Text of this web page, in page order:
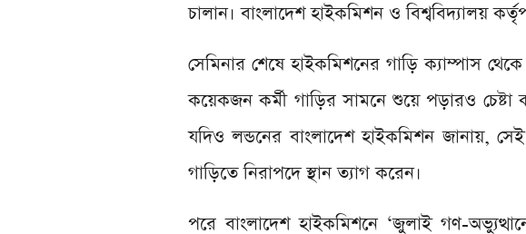
চালান। বাংলাদেশ হাইকমিশন ও বিশ্ববিদ্যালয়
সেমিনার শেষে হাইকমিশনের গাড়ি ক্যাম্পাস
কয়েকজন কর্মী গাড়ির সামনে শুয়ে পড়ারও চেষ্টা
যদিও লন্ডনের বাংলাদেশ হাইকমিশন জানায়,
গাড়িতে নিরাপদে স্থান ত্যাগ করেন।
পরে বাংলাদেশ হাইকমিশনে ‘জুলাই গণ-